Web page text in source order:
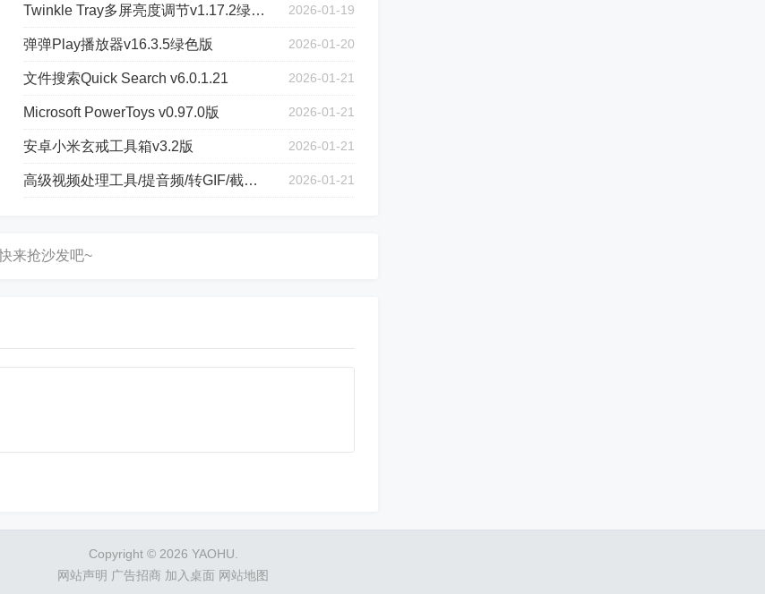
Twinkle Tray多屏亮度调节v1.17.2绿色版 2026-01-19
弹弹Play播放器v16.3.5绿色版 2026-01-20
文件搜索Quick Search v6.0.1.21 2026-01-21
Microsoft PowerToys v0.97.0版 2026-01-21
安卓小米玄戒工具箱v3.2版 2026-01-21
高级视频处理工具/提音频/转GIF/截图/合并 2026-01-21
Copyright © 2026 YAOHU.
网站声明 广告招商 加入桌面 网站地图